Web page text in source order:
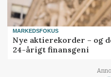
MARKEDSFOKUS
Nye aktierekorder – og
24-årigt finansgeni